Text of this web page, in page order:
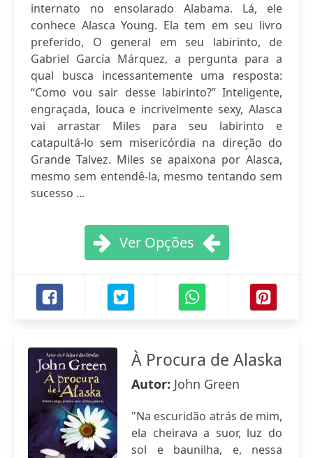
internato no ensolarado Alabama. Lá, ele
conhece Alasca Young. Ela tem em seu livro
preferido, O general em seu labirinto, de
Gabriel García Márquez, a pergunta para a
qual busca incessantemente uma resposta:
“Como vou sair desse labirinto?” Inteligente,
engraçada, louca e incrivelmente sexy, Alasca
vai arrastar Miles para seu labirinto e
catapultá-lo sem misericórdia na direção do
Grande Talvez. Miles se apaixona por Alasca,
mesmo sem entendê-la, mesmo tentando sem
sucesso ...
Ver Opções
À Procura de Alaska
Autor: John Green
"Na escuridão atrás de mim,
ela cheirava a suor, luz do
sol e baunilha, e, nessa